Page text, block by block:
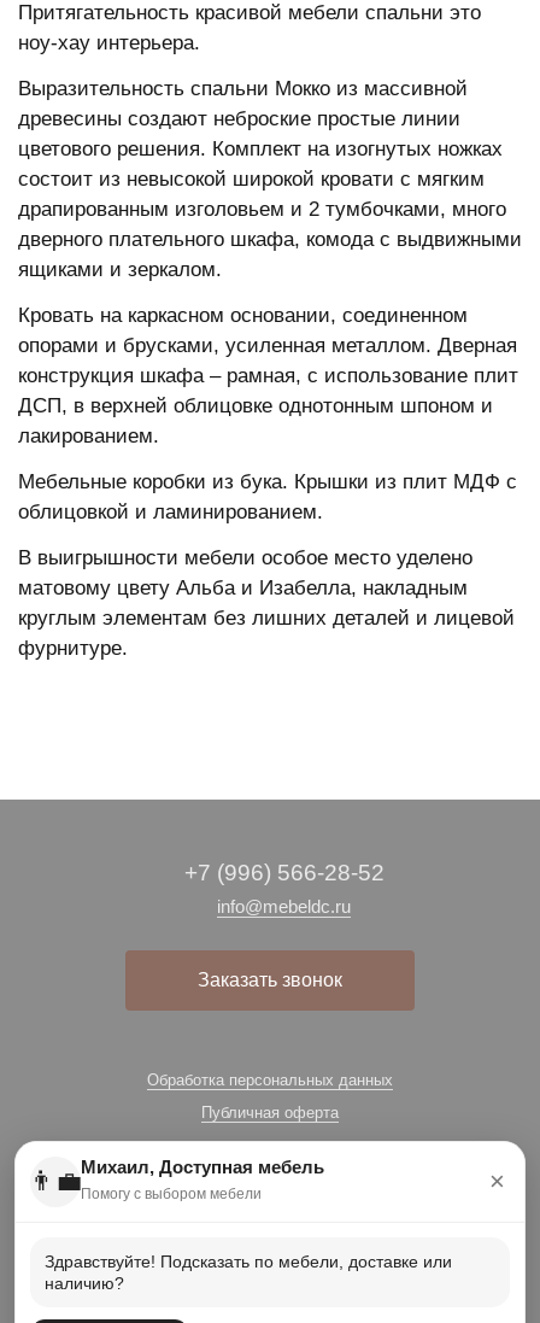
Притягательность красивой мебели спальни это
ноу-хау интерьера.
Выразительность спальни Мокко из массивной
древесины создают неброские простые линии
цветового решения. Комплект на изогнутых ножках
состоит из невысокой широкой кровати с мягким
драпированным изголовьем и 2 тумбочками, много
дверного плательного шкафа, комода с выдвижными
ящиками и зеркалом.
Кровать на каркасном основании, соединенном
опорами и брусками, усиленная металлом. Дверная
конструкция шкафа – рамная, с использование плит
ДСП, в верхней облицовке однотонным шпоном и
лакированием.
Мебельные коробки из бука. Крышки из плит МДФ с
облицовкой и ламинированием.
В выигрышности мебели особое место уделено
матовому цвету Альба и Изабелла, накладным
круглым элементам без лишних деталей и лицевой
фурнитуре.
+7 (996) 566-28-52
info@mebeldc.ru
Заказать звонок
Обработка персональных данных
Публичная оферта
👨‍💼Михаил, Доступная мебель
Помогу с выбором мебели ×
Здравствуйте! Подсказать по мебели, доставке или
наличию?